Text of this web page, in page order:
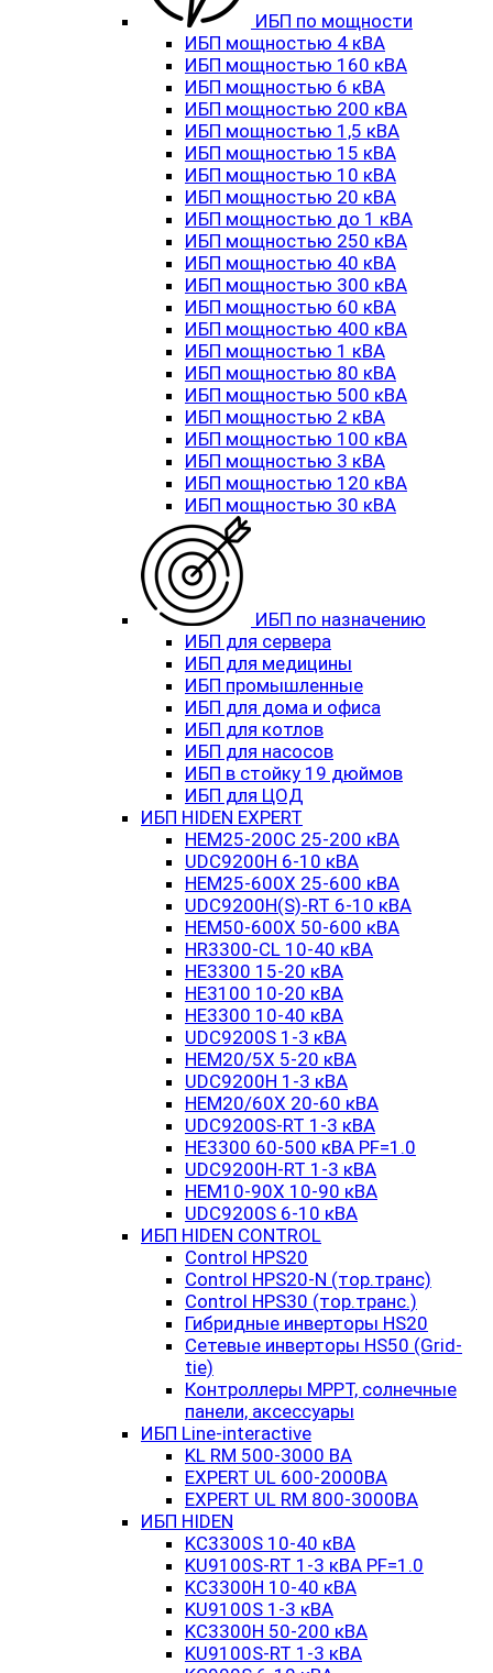
ИБП по мощности
ИБП мощностью 4 кВА
ИБП мощностью 160 кВА
ИБП мощностью 6 кВА
ИБП мощностью 200 кВА
ИБП мощностью 1,5 кВА
ИБП мощностью 15 кВА
ИБП мощностью 10 кВА
ИБП мощностью 20 кВА
ИБП мощностью до 1 кВА
ИБП мощностью 250 кВА
ИБП мощностью 40 кВА
ИБП мощностью 300 кВА
ИБП мощностью 60 кВА
ИБП мощностью 400 кВА
ИБП мощностью 1 кВА
ИБП мощностью 80 кВА
ИБП мощностью 500 кВА
ИБП мощностью 2 кВА
ИБП мощностью 100 кВА
ИБП мощностью 3 кВА
ИБП мощностью 120 кВА
ИБП мощностью 30 кВА
ИБП по назначению
ИБП для сервера
ИБП для медицины
ИБП промышленные
ИБП для дома и офиса
ИБП для котлов
ИБП для насосов
ИБП в стойку 19 дюймов
ИБП для ЦОД
ИБП HIDEN EXPERT
HEM25-200C 25-200 кВА
UDC9200H 6-10 кВА
HEM25-600X 25-600 кВА
UDC9200H(S)-RT 6-10 кВА
HEM50-600X 50-600 кВА
HR3300-CL 10-40 кВА
HE3300 15-20 кВА
HE3100 10-20 кВА
HE3300 10-40 кВА
UDC9200S 1-3 кВА
HEM20/5X 5-20 кВА
UDC9200H 1-3 кВА
HEM20/60X 20-60 кВА
UDC9200S-RT 1-3 кВА
HE3300 60-500 кВА PF=1.0
UDC9200H-RT 1-3 кВА
HEM10-90X 10-90 кВА
UDC9200S 6-10 кВА
ИБП HIDEN CONTROL
Control HPS20
Control HPS20-N (тор.транс)
Control HPS30 (тор.транс.)
Гибридные инверторы HS20
Сетевые инверторы HS50 (Grid-
tie)
Контроллеры MPPT, солнечные
панели, аксессуары
ИБП Line-interactive
KL RM 500-3000 ВА
EXPERT UL 600-2000ВА
EXPERT UL RM 800-3000ВА
ИБП HIDEN
KC3300S 10-40 кВА
KU9100S-RT 1-3 кВА PF=1.0
KC3300H 10-40 кВА
KU9100S 1-3 кВА
KC3300H 50-200 кВА
KU9100S-RT 1-3 кВА